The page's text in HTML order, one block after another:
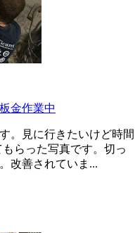
金作業中
。見に行きたいけど時間
らった写真です。切っ
改善されていま...